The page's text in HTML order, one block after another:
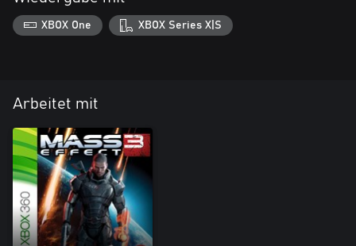
XBOX One XBOX Series X|S
Arbeitet mit